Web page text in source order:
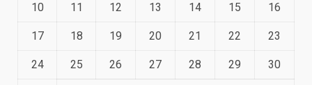
10 11 12 13 14 15 16
17 18 19 20 21 22 23
24 25 26 27 28 29 30